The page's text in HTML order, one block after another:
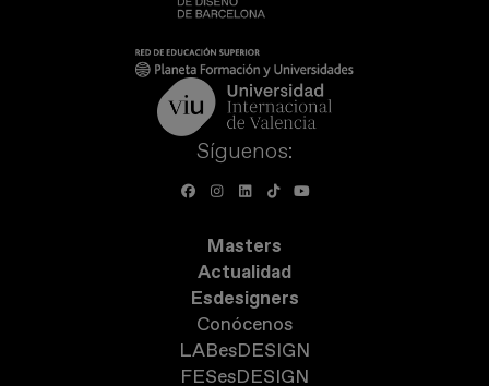
Síguenos:
Masters
Actualidad
Esdesigners
Conócenos
LABesDESIGN
FESesDESIGN